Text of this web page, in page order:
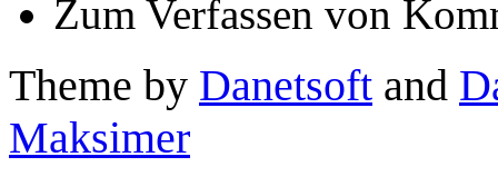
Zum Verfassen von
Theme by Danetsoft and
Maksimer